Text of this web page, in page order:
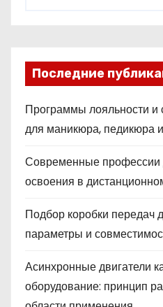
Последние
Программы лояльности и
для маникюра, педикюра
Современные профессии
освоения в
Подбор коробки передач
параметры и
Асинхронные двигатели
оборудование: принцип